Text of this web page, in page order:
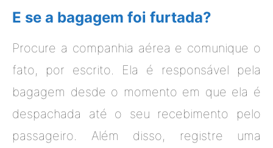
E se a bagagem foi furtada?
Procure a companhia aérea e comunique o
fato, por escrito. Ela é responsável pela
bagagem desde o momento em que ela é
despachada até o seu recebimento pelo
passageiro. Além disso, registre uma